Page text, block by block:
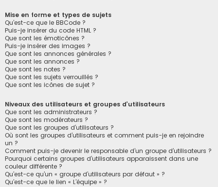
Mise en forme et types de sujets
Qu’est-ce que le BBCode ?
Puis-je insérer du code HTML ?
Que sont les émoticônes ?
Puis-je insérer des images ?
Que sont les annonces générales ?
Que sont les annonces ?
Que sont les notes ?
Que sont les sujets verrouillés ?
Que sont les icônes de sujet ?
Niveaux des utilisateurs et groupes d’utilisateurs
Que sont les administrateurs ?
Que sont les modérateurs ?
Que sont les groupes d’utilisateurs ?
Où sont les groupes d’utilisateurs et comment puis-je en rejoindre
un ?
Comment puis-je devenir le responsable d’un groupe d’utilisateurs ?
Pourquoi certains groupes d’utilisateurs apparaissent dans une
couleur différente ?
Qu’est-ce qu’un « groupe d’utilisateurs par défaut » ?
Qu’est-ce que le lien « L’équipe » ?